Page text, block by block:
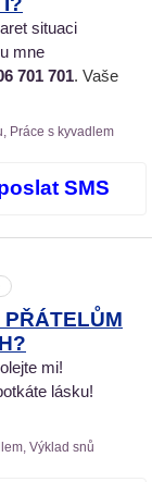
situaci
mne
701 701. Vaše
Práce s kyvadlem
SMS
mi!
lásku!
Výklad snů